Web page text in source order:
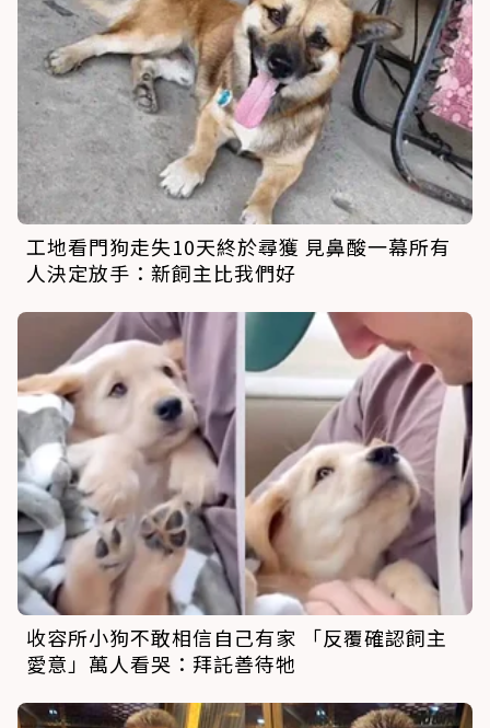
工地看門狗走失10天終於尋獲 見鼻酸一幕所有
人決定放手：新飼主比我們好
收容所小狗不敢相信自己有家 「反覆確認飼主
愛意」萬人看哭：拜託善待牠